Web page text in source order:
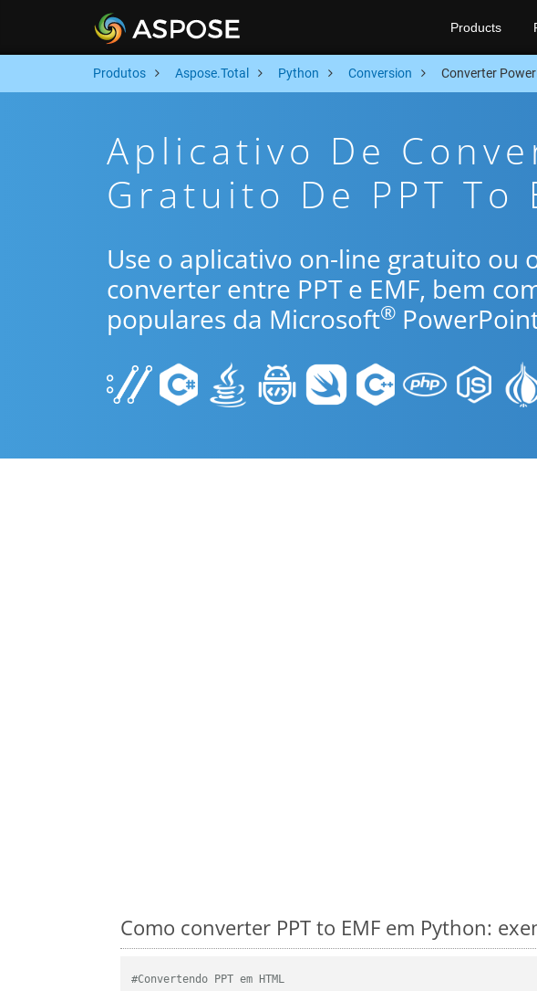
Products
Produtos Aspose.Total Python Conversion Converter
Aplicativo De
Gratuito De PPT To
Use o aplicativo on-line gratuito ou
converter entre PPT e EMF, bem
populares da Microsoft®
Como converter PPT to EMF em Python:
#Convertendo PPT em HTML